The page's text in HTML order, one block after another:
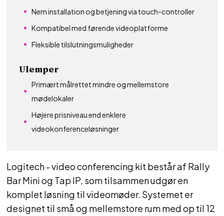
Logitech - video conferencing kit består af Rally
Bar Mini og Tap IP, som tilsammen udgør en
komplet løsning til videomøder. Systemet er
designet til små og mellemstore rum med op til 12
Nem installation og betjening via touch-controller
Kompatibel med førende videoplatforme
Fleksible tilslutningsmuligheder
Ulemper
Primært målrettet mindre og mellemstore
mødelokaler
Højere prisniveau end enklere
videokonferenceløsninger